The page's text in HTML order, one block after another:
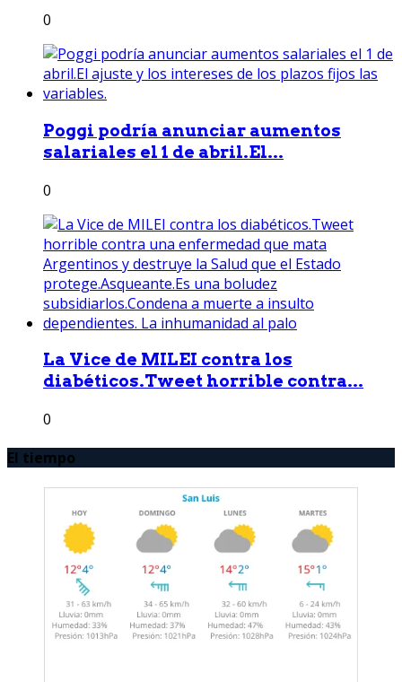
0
Poggi podría anunciar aumentos
salariales el 1 de abril.El...
0
La Vice de MILEI contra los
diabéticos.Tweet horrible contra...
0
El tiempo